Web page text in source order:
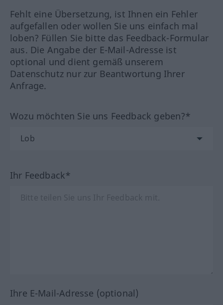
Fehlt eine Übersetzung, ist Ihnen ein Fehler
aufgefallen oder wollen Sie uns einfach mal
loben? Füllen Sie bitte das Feedback-Formular
aus. Die Angabe der E-Mail-Adresse ist
optional und dient gemäß unserem
Datenschutz nur zur Beantwortung Ihrer
Anfrage.
Wozu möchten Sie uns Feedback geben?*
Ihr Feedback*
Ihre E-Mail-Adresse (optional)